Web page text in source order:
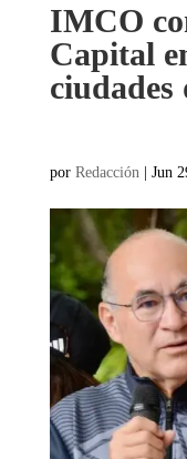
IMCO
Capital
ciudades
por Redacción | Jun